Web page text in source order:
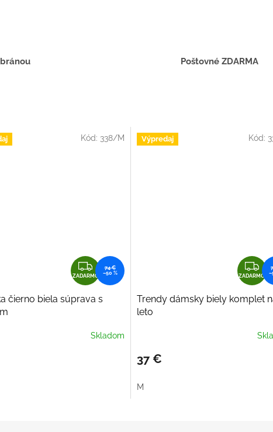
Poštovné ZDARMA
Z
A
D
M
ZADARMO
74 €
–50 %
čierno biela súprava s
Skladom
Kód: 338/M Výpredaj
Z
A
D
M
ZADARMO
Trendy dámsky biely komplet
leto
37 €
M
Kód: